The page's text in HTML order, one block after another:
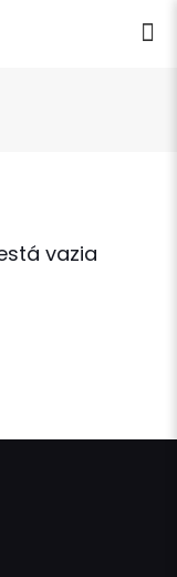
vazia